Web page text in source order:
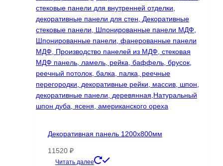
Декоративная панель 1200х800мм
11520 ₽
Читать далее